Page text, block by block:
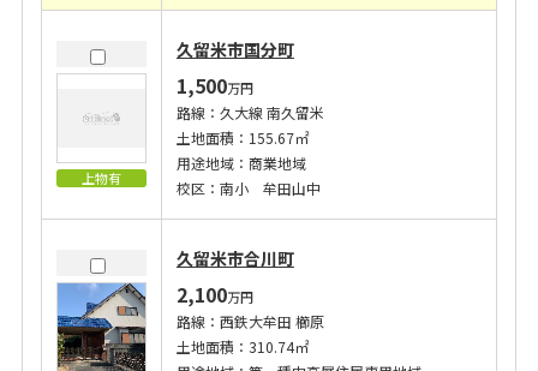
上物有
久留米市国分町
1,500万円
路線：久大線 南久留米
土地面積：155.67㎡
用途地域：商業地域
校区：南小 牟田山中
久留米市合川町
2,100万円
路線：西鉄大牟田 櫛原
土地面積：310.74㎡